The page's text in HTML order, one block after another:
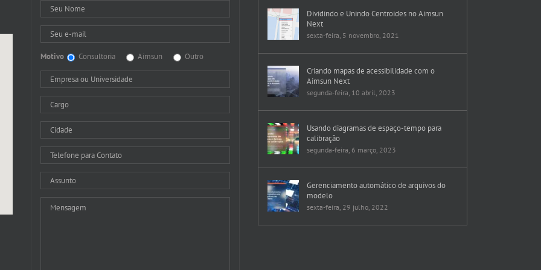
Motivo Consultoria Aimsun Outro
Dividindo e Unindo Centroides no Aimsun
Next
sexta-feira, 5 novembro, 2021
Criando mapas de acessibilidade com o
Aimsun Next
segunda-feira, 10 abril, 2023
Usando diagramas de espaço-tempo para
calibração
segunda-feira, 6 março, 2023
Gerenciamento automático de arquivos do
modelo
sexta-feira, 29 julho, 2022